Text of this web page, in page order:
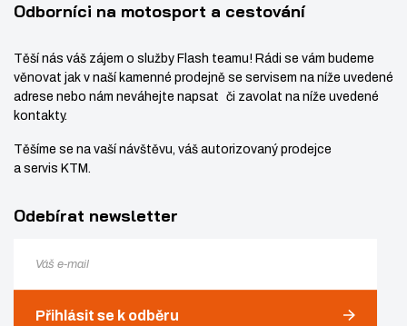
Odborníci na motosport a cestování
Těší nás váš zájem o služby Flash teamu! Rádi se vám budeme
věnovat jak v naší kamenné prodejně se servisem na níže uvedené
adrese nebo nám neváhejte napsat či zavolat na níže uvedené
kontakty.
Těšíme se na vaší návštěvu, váš autorizovaný prodejce
a servis KTM.
Odebírat newsletter
Přihlásit se k odběru